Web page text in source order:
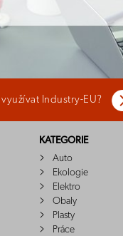
využívat Industry-EU?
KATEGORIE
Auto
Ekologie
Elektro
Obaly
Plasty
Práce